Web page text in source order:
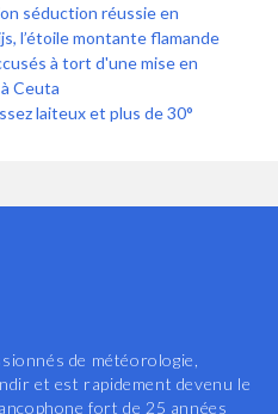
séduction réussie en
l’étoile montante flamande
à tort d'une mise en
Ceuta
laiteux et plus de 30°
de météorologie,
et est rapidement devenu le
fort de 25 années